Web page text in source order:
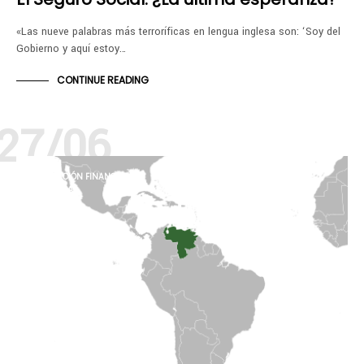
«Las nueve palabras más terroríficas en lengua inglesa son: ‘Soy del
Gobierno y aquí estoy…
CONTINUE READING
06
EDUCACIÓN FINANCIERA
HISTORIA